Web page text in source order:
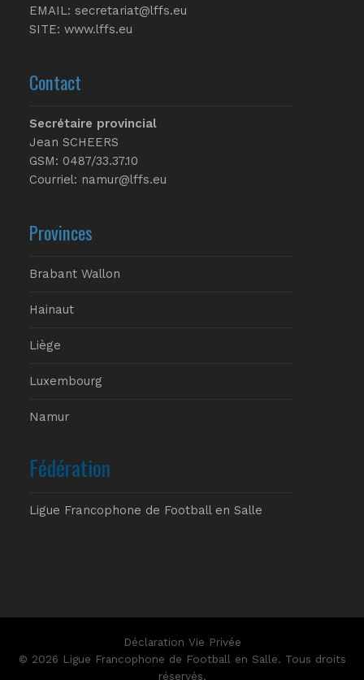
EMAIL: secretariat@lffs.eu
SITE: www.lffs.eu
Contact
Secrétaire provincial
Jean SCHEERS
GSM: 0487/33.37.10
Courriel: namur@lffs.eu
Provinces
Brabant Wallon
Hainaut
Liège
Luxembourg
Namur
Fédération
Ligue Francophone de Football en Salle
Déclaration Vie Privée
© 2026 Ligue Francophone de Football en Salle. Tous droits
réservés.